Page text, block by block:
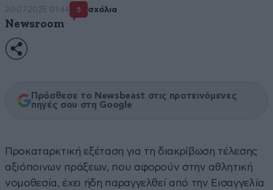
20·07·2025 01:44 5 σχόλια
Newsroom
Πρόσθεσε το Newsbeast στις προτεινόμενες
πηγές σου στη Google
Προκαταρκτική εξέταση για τη διακρίβωση τέλεσης
αξιόποινων πράξεων, που αφορούν στην αθλητική
νομοθεσία, έχει ήδη παραγγελθεί από την Εισαγγελία